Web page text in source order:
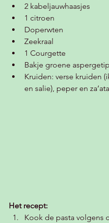
2 kabeljauwhaasjes
1 citroen
Doperwten
Zeekraal
1 Courgette
Bakje groene
Kruiden: verse kruiden
en salie), peper en
Het recept:
Kook de pasta volgens